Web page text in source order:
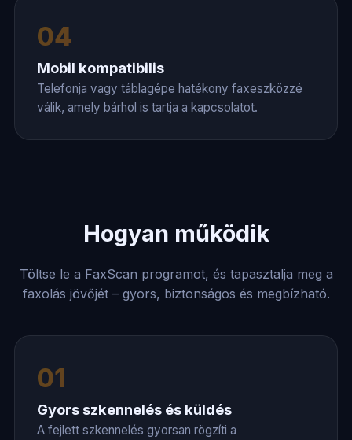
04
Mobil kompatibilis
Telefonja vagy táblagépe hatékony faxeszközzé
válik, amely bárhol is tartja a kapcsolatot.
Hogyan működik
Töltse le a FaxScan programot, és tapasztalja meg a
faxolás jövőjét – gyors, biztonságos és megbízható.
01
Gyors szkennelés és küldés
A fejlett szkennelés gyorsan rögzíti a